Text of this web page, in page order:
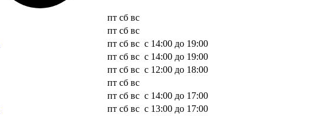
пт сб вс
пт сб вс
пт сб вс с 14:00 до 19:00
пт сб вс с 14:00 до 19:00
пт сб вс с 12:00 до 18:00
пт сб вс
пт сб вс с 14:00 до 17:00
пт сб вс с 13:00 до 17:00